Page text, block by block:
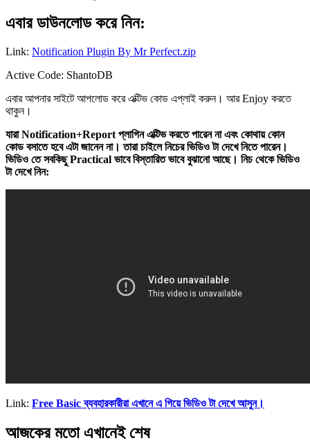
এবার ডাউনলোড করে নিন:
Link: Notification Plugin By Mr Perfect.zip
Active Code: ShantoDB
এবার আপনার সাইটে আপলোড করে এক্টিভ কোড এপ্লাই করুন। আর Enjoy করতে
থাকুন।
যারা Notification+Report প্লাগিন এক্টিভ করতে পারেন না এবং কোথায় কোন
কোড বসাতে হবে এটা জানেন না। তারা চাইলে নিচের ভিডিও টা দেখে নিতে পারেন।
ভিডিও তে সবকিছু Practical ভাবে বিস্তারিত ভাবে বুঝানো আছে। নিচ থেকে ভিডিও
টা দেখে নিন:
Link: Free Basic ব্যবহারকারীরা এখানে এ গিয়ে ভিডিও টা দেখে আসুন।
আজকের মতো এখানেই শেষ